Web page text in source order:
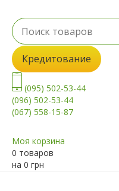
Кредитование
(095) 502-53-44
(096) 502-53-44
(067) 558-15-87
Моя корзина
0 товаров
на 0 грн